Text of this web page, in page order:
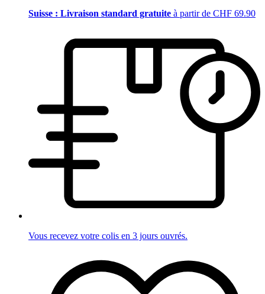
Suisse : Livraison standard gratuite à partir de CHF 69.90
Vous recevez votre colis en 3 jours ouvrés.